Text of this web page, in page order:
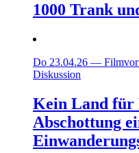
1000 Trank
Do 23.04.26 —
Diskussion
Kein Land für
Abschottung